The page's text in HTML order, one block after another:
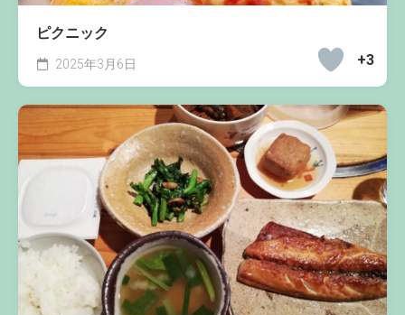
ピクニック
+3
2025年3月6日